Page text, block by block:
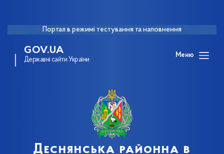
Портал в режимі тестування та наповнення
GOV.UA
Державні сайти України
Меню
Деснянська районна в